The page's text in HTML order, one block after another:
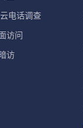
电话调查
访问
访